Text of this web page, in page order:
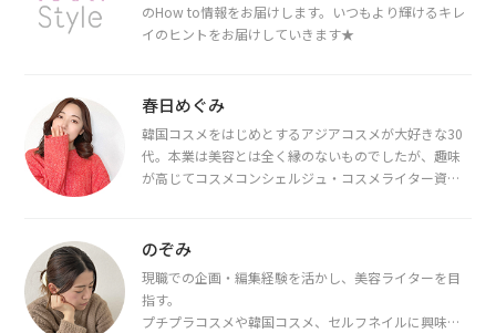
のHow to情報をお届けします。いつもより輝けるキレ
イのヒントをお届けしていきます★
春日めぐみ
韓国コスメをはじめとするアジアコスメが大好きな30
代。本業は美容とは全く縁のないものでしたが、趣味
が高じてコスメコンシェルジュ・コスメライター資格
断・骨格診断によるイメージコンサルティングも行っ
のぞみ
現職での企画・編集経験を活かし、美容ライターを目
指す。
プチプラコスメや韓国コスメ、セルフネイルに興味が